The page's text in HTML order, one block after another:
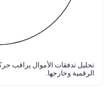
تحليل تدفقات الأموال يراقب
الرقمية وخارجها.